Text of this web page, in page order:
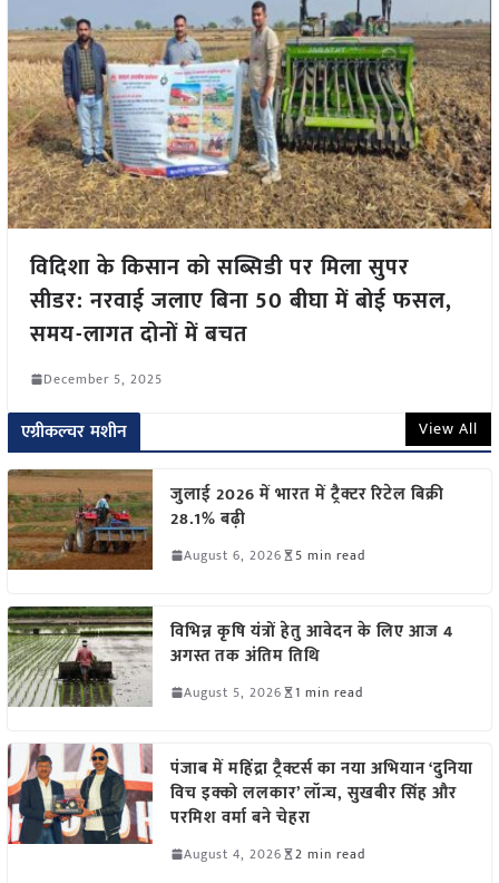
विदिशा के किसान को सब्सिडी पर मिला सुपर
सीडर: नरवाई जलाए बिना 50 बीघा में बोई फसल,
समय-लागत दोनों में बचत
December 5, 2025
एग्रीकल्चर मशीन View All
जुलाई 2026 में भारत में ट्रैक्टर रिटेल बिक्री
28.1% बढ़ी
August 6, 2026 5 min read
विभिन्न कृषि यंत्रों हेतु आवेदन के लिए आज 4
अगस्त तक अंतिम तिथि
August 5, 2026 1 min read
पंजाब में महिंद्रा ट्रैक्टर्स का नया अभियान ‘दुनिया
विच इक्को ललकार’ लॉन्च, सुखबीर सिंह और
परमिश वर्मा बने चेहरा
August 4, 2026 2 min read